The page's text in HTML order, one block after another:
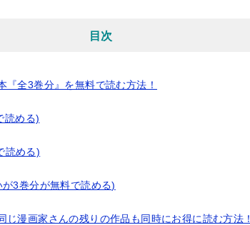
目次
『全3巻分』を無料で読む方法！
読める)
読める)
3巻分が無料で読める)
じ漫画家さんの残りの作品も同時にお得に読む方法！